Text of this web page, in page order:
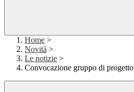
Home >
Novità >
Le notizie >
Convocazione gruppo di progetto